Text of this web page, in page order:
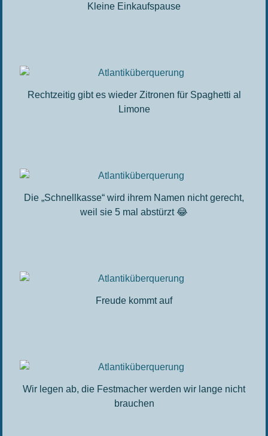
Kleine Einkaufspause
Rechtzeitig gibt es wieder Zitronen für Spaghetti al
Limone
Die „Schnellkasse“ wird ihrem Namen nicht gerecht,
weil sie 5 mal abstürzt 😂
Freude kommt auf
Wir legen ab, die Festmacher werden wir lange nicht
brauchen